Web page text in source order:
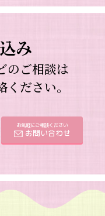
み
のご相談は
ださい。
お気軽にご相談ください
お問い合わせ